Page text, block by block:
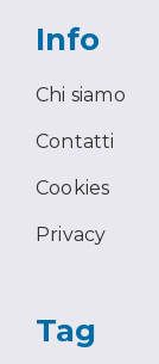
Info
Chi siamo
Contatti
Cookies
Privacy
Tag